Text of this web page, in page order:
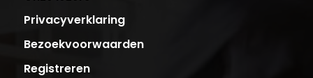
Privacyverklaring
Bezoekvoorwaarden
Registreren